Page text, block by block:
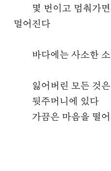
몇 번이고 멈춰가면
멀어진다
바다에는 사소한 소
잃어버린 모든 것은
뒷주머니에 있다
가끔은 마음을 떨어